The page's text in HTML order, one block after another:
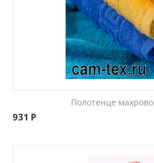
Полотенце
931 Р